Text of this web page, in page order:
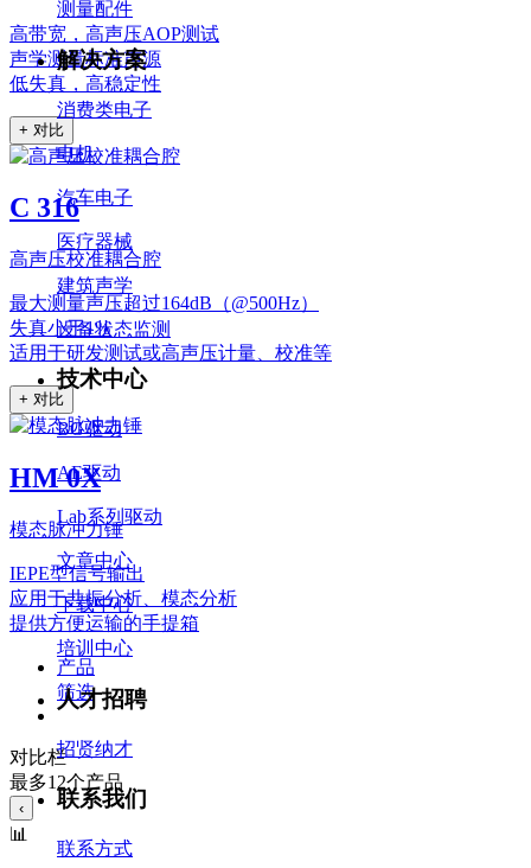
高带宽，高声压AOP测试
声学测量标准声源
低失真，高稳定性
+ 对比
C 316
高声压校准耦合腔
最大测量声压超过164dB（@500Hz）
失真小于1%
适用于研发测试或高声压计量、校准等
+ 对比
HM 0X
模态脉冲力锤
IEPE型信号输出
应用于共振分析、模态分析
提供方便运输的手提箱
测量配件
解决方案
消费类电子
电机
汽车电子
医疗器械
建筑声学
设备状态监测
技术中心
BG驱动
AE驱动
Lab系列驱动
文章中心
下载中心
培训中心
人才招聘
招贤纳才
联系我们
联系方式
产品
筛选
对比栏
最多12个产品
‹
📊